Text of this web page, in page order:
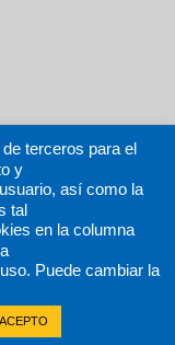
reservados
de cookies
terceros para el
y
así como la
tal
en la columna
Puede cambiar la
ACEPTO